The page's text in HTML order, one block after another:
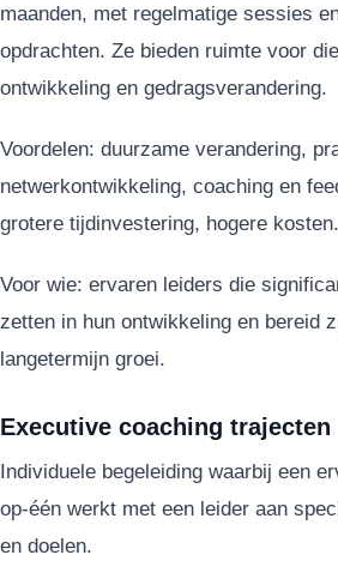
maanden, met regelmatige sessies
opdrachten. Ze bieden ruimte voor
ontwikkeling en gedragsverandering.
Voordelen: duurzame verandering,
netwerkontwikkeling, coaching en
grotere tijdinvestering, hogere kosten.
Voor wie: ervaren leiders die
zetten in hun ontwikkeling en bereid
langetermijn groei.
Executive coaching trajecten
Individuele begeleiding waarbij een
op-één werkt met een leider aan
en doelen.